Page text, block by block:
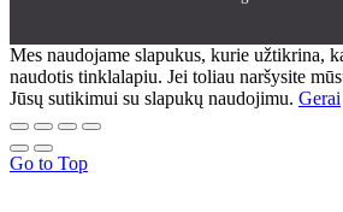
Mes naudojame slapukus, kurie užtikrina,
naudotis tinklalapiu. Jei toliau naršysite
Jūsų sutikimui su slapukų naudojimu. Gerai
Go to Top